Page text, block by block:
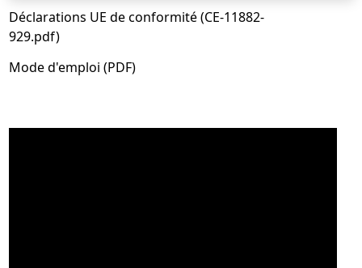
Déclarations UE de conformité (CE-11882-
929.pdf)
Mode d'emploi (PDF)